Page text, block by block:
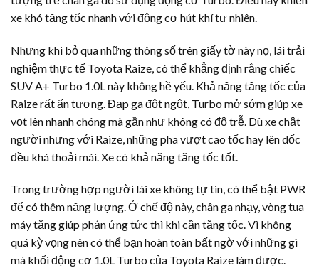
xe khó tăng tốc nhanh với động cơ hút khí tự nhiên.
Nhưng khi bỏ qua những thông số trên giấy tờ này nọ, lái trải
nghiệm thực tế Toyota Raize, có thể khẳng định rằng chiếc
SUV A+ Turbo 1.0L này không hề yếu. Khả năng tăng tốc của
Raize rất ấn tượng. Đạp ga đột ngột, Turbo mở sớm giúp xe
vọt lên nhanh chóng mà gần như không có độ trễ. Dù xe chật
người nhưng với Raize, những pha vượt cao tốc hay lên dốc
đều khá thoải mái. Xe có khả năng tăng tốc tốt.
Trong trường hợp người lái xe không tự tin, có thể bật PWR
để có thêm năng lượng. Ở chế độ này, chân ga nhạy, vòng tua
máy tăng giúp phản ứng tức thì khi cần tăng tốc. Vì không
quá kỳ vọng nên có thể bạn hoàn toàn bất ngờ với những gì
mà khối động cơ 1.0L Turbo của Toyota Raize làm được.